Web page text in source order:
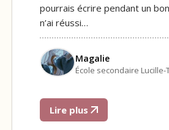
pourrais écrire pendant un
n’ai réussi…
Magalie
École secondaire
Lire plus